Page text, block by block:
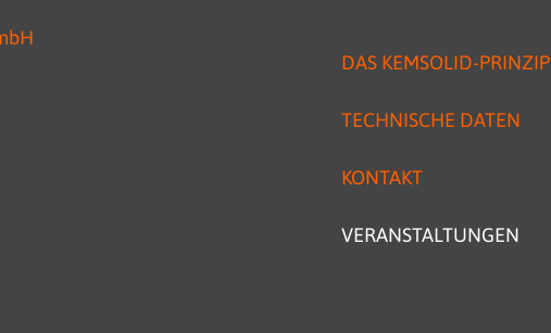
DAS KEMSOLID-PRINZIP
TECHNISCHE DATEN
KONTAKT
VERANSTALTUNGEN